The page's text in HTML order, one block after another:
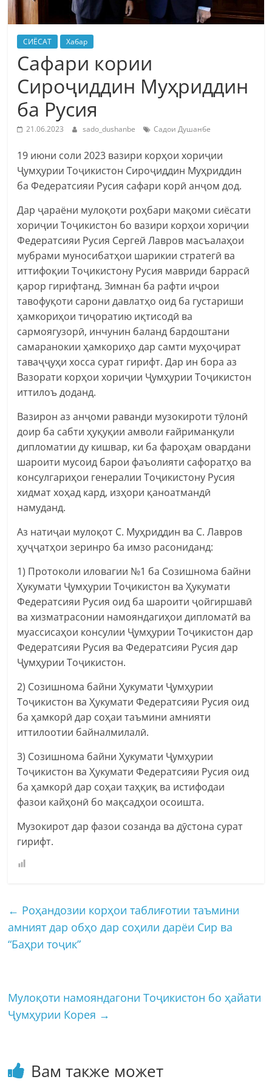
СИЁСАТ Хабар
Сафари кории
Сироҷиддин Муҳриддин
ба Русия
21.06.2023 sado_dushanbe Садои Душанбе
19 июни соли 2023 вазири корҳои хориҷии
Ҷумҳурии Тоҷикистон Сироҷиддин Муҳриддин
ба Федератсияи Русия сафари корӣ анҷом дод.
Дар ҷараёни мулоқоти роҳбари мақоми сиёсати
хориҷии Тоҷикистон бо вазири корҳои хориҷии
Федератсияи Русия Сергей Лавров масъалаҳои
мубрами муносибатҳои шарикии стратегӣ ва
иттифоқии Тоҷикистону Русия мавриди баррасӣ
қарор гирифтанд. Зимнан ба рафти иҷрои
тавофуқоти сарони давлатҳо оид ба густариши
ҳамкориҳои тиҷоратию иқтисодӣ ва
сармоягузорӣ, инчунин баланд бардоштани
самаранокии ҳамкориҳо дар самти муҳоҷират
таваҷҷуҳи хосса сурат гирифт. Дар ин бора аз
Вазорати корҳои хориҷии Ҷумҳурии Тоҷикистон
иттилоъ доданд.
Вазирон аз анҷоми раванди музокироти тӯлонӣ
доир ба сабти ҳуқуқии амволи ғайриманқули
дипломатии ду кишвар, ки ба фароҳам овардани
шароити мусоид барои фаъолияти сафоратҳо ва
консулгариҳои генералии Тоҷикистону Русия
хидмат хоҳад кард, изҳори қаноатмандӣ
намуданд.
Аз натиҷаи мулоқот С. Муҳриддин ва С. Лавров
ҳуҷҷатҳои зеринро ба имзо расониданд:
1) Протоколи иловагии №1 ба Созишнома байни
Ҳукумати Ҷумҳурии Тоҷикистон ва Ҳукумати
Федератсияи Русия оид ба шароити ҷойгиршавӣ
ва хизматрасонии намояндагиҳои дипломатӣ ва
муассисаҳои консулии Ҷумҳурии Тоҷикистон дар
Федератсияи Русия ва Федератсияи Русия дар
Ҷумҳурии Тоҷикистон.
2) Созишнома байни Ҳукумати Ҷумҳурии
Тоҷикистон ва Ҳукумати Федератсияи Русия оид
ба ҳамкорӣ дар соҳаи таъмини амнияти
иттилоотии байналмилалӣ.
3) Созишнома байни Ҳукумати Ҷумҳурии
Тоҷикистон ва Ҳукумати Федератсияи Русия оид
ба ҳамкорӣ дар соҳаи таҳқиқ ва истифодаи
фазои кайҳонӣ бо мақсадҳои осоишта.
Музокирот дар фазои созанда ва дӯстона сурат
гирифт.
← Роҳандозии корҳои таблиғотии таъмини
амният дар обҳо дар соҳили дарёи Сир ва
“Баҳри тоҷик”
Мулоқоти намояндагони Тоҷикистон бо ҳайати
Ҷумҳурии Корея →
Вам также может